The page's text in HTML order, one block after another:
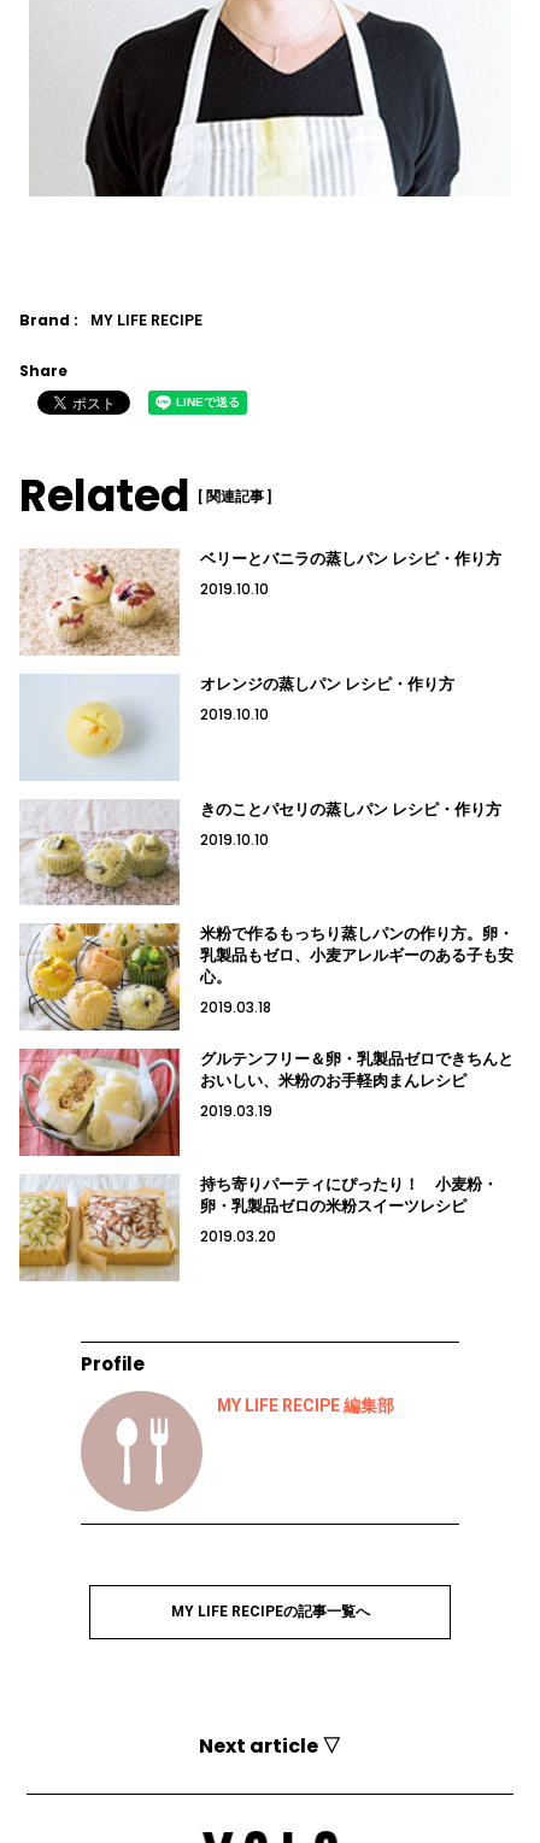
Brand : MY LIFE RECIPE
Share
Related [ 関連記事 ]
ベリーとバニラの蒸しパン レシピ・作り方
2019.10.10
オレンジの蒸しパン レシピ・作り方
2019.10.10
きのことパセリの蒸しパン レシピ・作り方
2019.10.10
米粉で作るもっちり蒸しパンの作り方。卵・
乳製品もゼロ、小麦アレルギーのある子も安
心。
2019.03.18
グルテンフリー＆卵・乳製品ゼロできちんと
おいしい、米粉のお手軽肉まんレシピ
2019.03.19
持ち寄りパーティにぴったり！ 小麦粉・
卵・乳製品ゼロの米粉スイーツレシピ
2019.03.20
Profile
MY LIFE RECIPE 編集部
MY LIFE RECIPEの記事一覧へ
Next article ▽